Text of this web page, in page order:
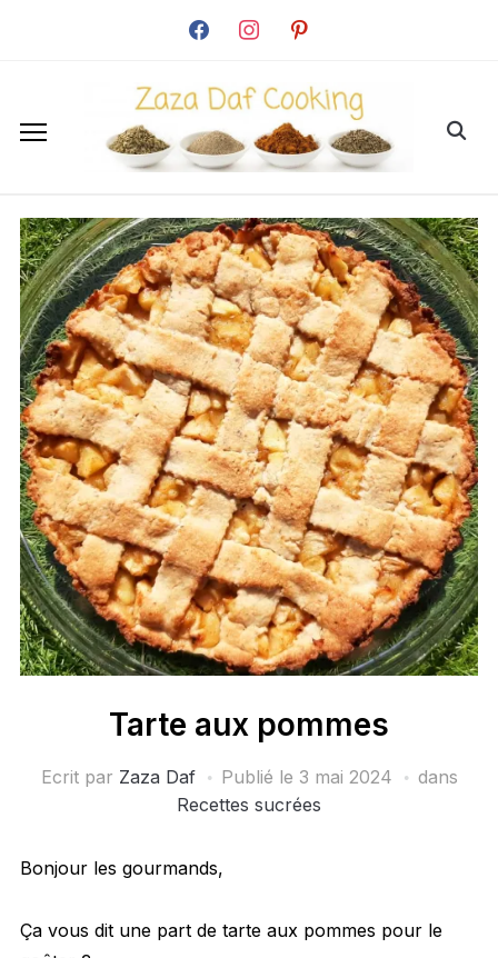
facebook instagrampinterest
Tarte aux pommes
Ecrit par Zaza Daf Publié le 3 mai 2024
dans
Recettes sucrées
Bonjour les gourmands,
Ça vous dit une part de tarte aux pommes pour le